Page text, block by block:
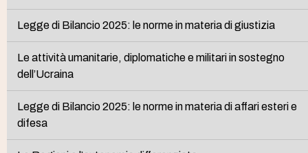
Legge di Bilancio 2025: le norme in materia di giustizia
Le attività umanitarie, diplomatiche e militari in sostegno
dell’Ucraina
Legge di Bilancio 2025: le norme in materia di affari esteri e
difesa